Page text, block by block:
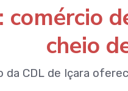
comércio
cheio
da CDL de Içara